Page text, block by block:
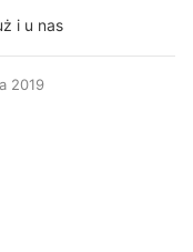
i u nas
2019